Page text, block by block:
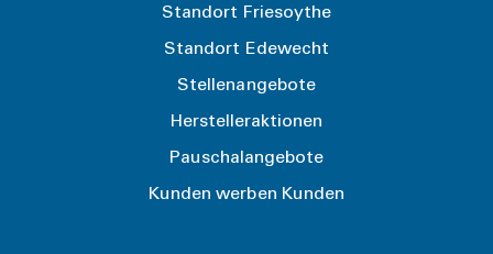
Standort Friesoythe
Standort Edewecht
Stellenangebote
Herstelleraktionen
Pauschalangebote
Kunden werben Kunden